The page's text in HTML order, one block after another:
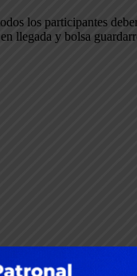
los participantes
llegada y bolsa